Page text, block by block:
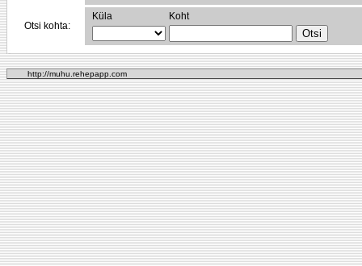
Otsi kohta:
Küla Koht
http://muhu.rehepapp.com